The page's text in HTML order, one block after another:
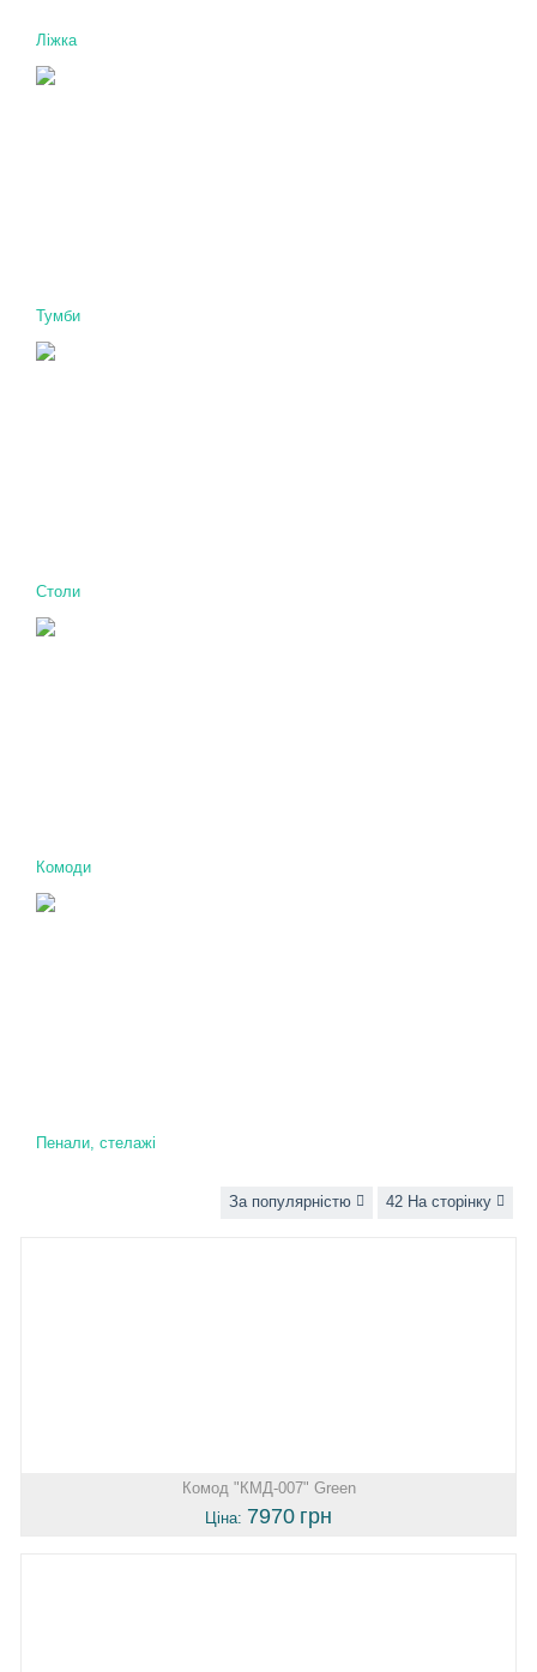
Ліжка
Тумби
Столи
Комоди
Пенали, стелажі
За популярністю 42 На сторінку
Комод "КМД-007" Green
Ціна: 7970 грн